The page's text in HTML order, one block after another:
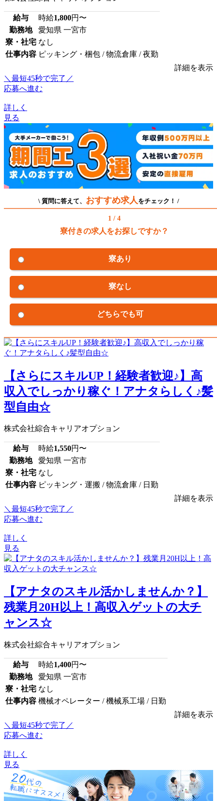
給与 時給1,800円〜
勤務地
愛知県 一宮市
寮・社宅 なし
仕事内容 ピッキング・梱包 / 物流倉庫 / 夜勤
詳細を表示
＼最短45秒で完了／
応募へ進む
詳しく
見る
\ 質問に答えて、 おすすめ求人 をチェック！ /
1 / 4
寮付きの求人をお探しですか？
寮あり
寮なし
どちらでも可
【さらにスキルUP！経験者歓迎♪】高
収入でしっかり稼ぐ！アナタらしく♪髪
型自由☆
株式会社綜合キャリアオプション
給与 時給1,550円〜
勤務地
愛知県 一宮市
寮・社宅 なし
仕事内容 ピッキング・運搬 / 物流倉庫 / 日勤
詳細を表示
＼最短45秒で完了／
応募へ進む
詳しく
見る
【アナタのスキル活かしませんか？】
残業月20H以上！高収入ゲットの大チ
ャンス☆
株式会社綜合キャリアオプション
給与 時給1,400円〜
勤務地
愛知県 一宮市
寮・社宅 なし
仕事内容 機械オペレーター / 機械系工場 / 日勤
詳細を表示
＼最短45秒で完了／
応募へ進む
詳しく
見る